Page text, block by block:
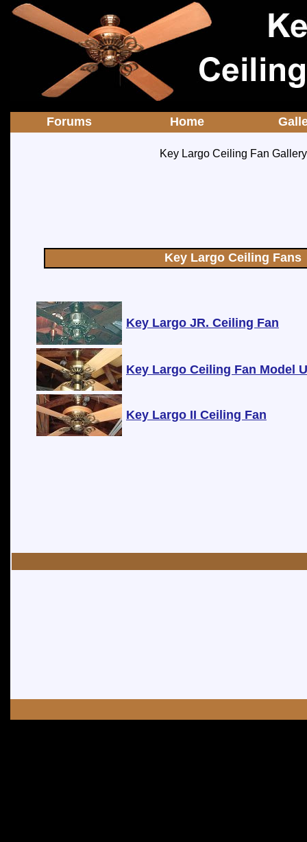
Forums Home
Key Largo Ceiling Fan Gallery
Key Largo Ceiling Fans
Key Largo JR. Ceiling Fan
Key Largo Ceiling Fan Model
Key Largo II Ceiling Fan